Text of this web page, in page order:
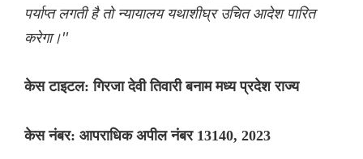
पर्याप्त लगती है तो न्यायालय यथाशीघ्र उचित आदेश पारित
करेगा।''
केस टाइटल: गिरजा देवी तिवारी बनाम मध्य प्रदेश राज्य
केस नंबर: आपराधिक अपील नंबर 13140, 2023